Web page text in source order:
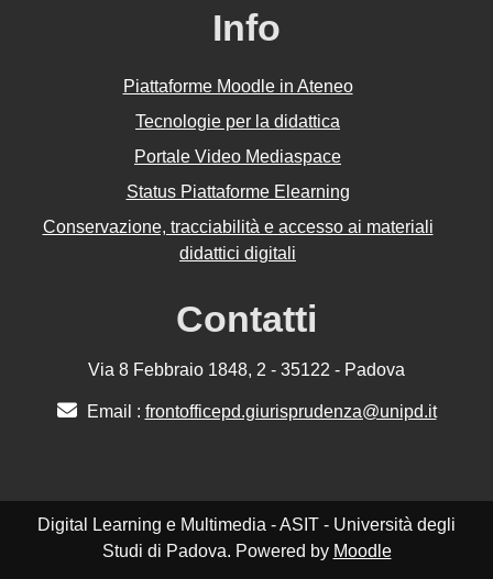
Info
Piattaforme Moodle in Ateneo
Tecnologie per la didattica
Portale Video Mediaspace
Status Piattaforme Elearning
Conservazione, tracciabilità e accesso ai materiali
didattici digitali
Contatti
Via 8 Febbraio 1848, 2 - 35122 - Padova
Email : frontofficepd.giurisprudenza@unipd.it
Digital Learning e Multimedia - ASIT - Università degli
Studi di Padova. Powered by Moodle